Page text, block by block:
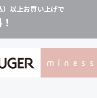
）以上お買い上げで